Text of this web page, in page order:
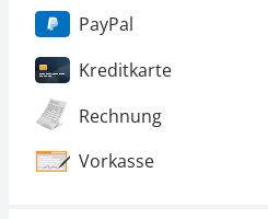
PayPal
Kreditkarte
Rechnung
Vorkasse